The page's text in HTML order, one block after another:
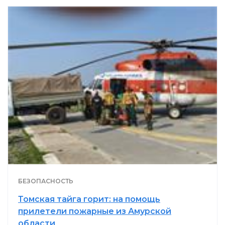
БЕЗОПАСНОСТЬ
Томская тайга горит: на помощь
прилетели пожарные из Амурской